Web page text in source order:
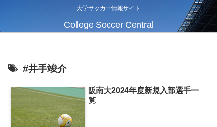
大学サッカー情報サイト
College Soccer Central
#井手竣介
阪南大2024年度新規入部選手一
覧